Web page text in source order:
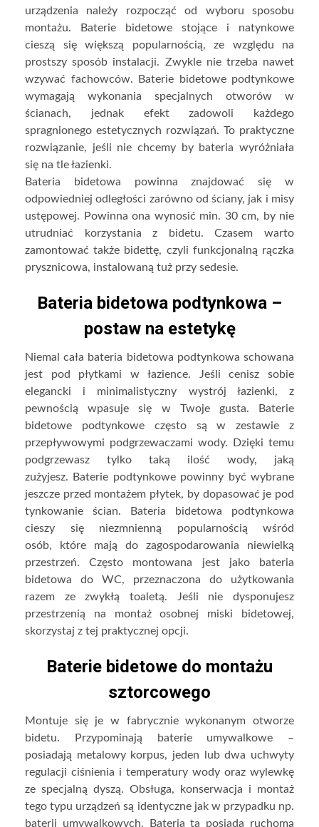
urządzenia należy rozpocząć od wyboru sposobu
montażu. Baterie bidetowe stojące i natynkowe
cieszą się większą popularnością, ze względu na
prostszy sposób instalacji. Zwykle nie trzeba nawet
wzywać fachowców. Baterie bidetowe podtynkowe
wymagają wykonania specjalnych otworów w
ścianach, jednak efekt zadowoli każdego
spragnionego estetycznych rozwiązań. To praktyczne
rozwiązanie, jeśli nie chcemy by bateria wyróżniała
się na tle łazienki.
Bateria bidetowa powinna znajdować się w
odpowiedniej odległości zarówno od ściany, jak i misy
ustępowej. Powinna ona wynosić min. 30 cm, by nie
utrudniać korzystania z bidetu. Czasem warto
zamontować także bidettę, czyli funkcjonalną rączka
prysznicowa, instalowaną tuż przy sedesie.
Bateria bidetowa podtynkowa –
postaw na estetykę
Niemal cała bateria bidetowa podtynkowa schowana
jest pod płytkami w łazience. Jeśli cenisz sobie
elegancki i minimalistyczny wystrój łazienki, z
pewnością wpasuje się w Twoje gusta. Baterie
bidetowe podtynkowe często są w zestawie z
przepływowymi podgrzewaczami wody. Dzięki temu
podgrzewasz tylko taką ilość wody, jaką
zużyjesz. Baterie podtynkowe powinny być wybrane
jeszcze przed montażem płytek, by dopasować je pod
tynkowanie ścian. Bateria bidetowa podtynkowa
cieszy się niezmnienną popularnością wśród
osób, które mają do zagospodarowania niewielką
przestrzeń. Często montowana jest jako bateria
bidetowa do WC, przeznaczona do użytkowania
razem ze zwykłą toaletą. Jeśli nie dysponujesz
przestrzenią na montaż osobnej miski bidetowej,
skorzystaj z tej praktycznej opcji.
Baterie bidetowe do montażu
sztorcowego
Montuje się je w fabrycznie wykonanym otworze
bidetu. Przypominają baterie umywalkowe –
posiadają metalowy korpus, jeden lub dwa uchwyty
regulacji ciśnienia i temperatury wody oraz wylewkę
ze specjalną dyszą. Obsługa, konserwacja i montaż
tego typu urządzeń są identyczne jak w przypadku np.
baterii umywalkowych. Bateria ta posiada ruchomą